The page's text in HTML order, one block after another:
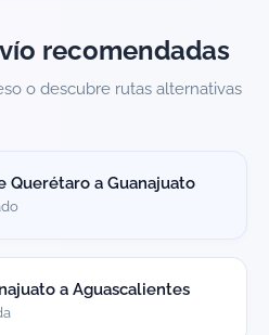
recomendadas
o descubre rutas alternativas
Querétaro a Guanajuato
a Aguascalientes